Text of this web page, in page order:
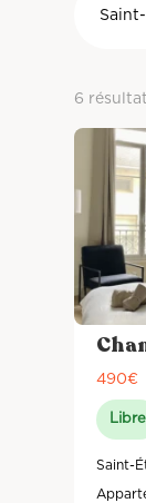
6
490€
Libre
Saint-